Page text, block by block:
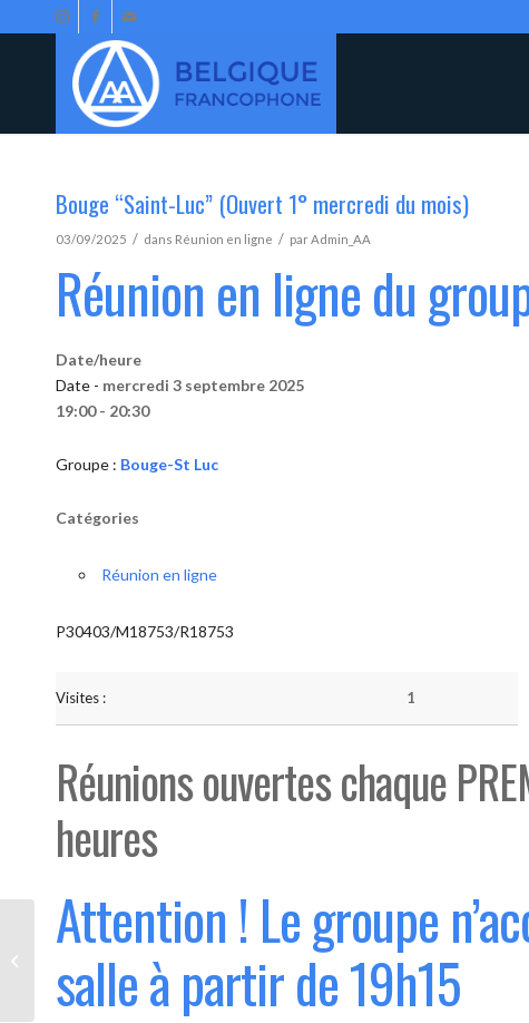
Bouge “Saint-Luc” (Ouvert 1° mercredi du mois)
03/09/2025 / dans Réunion en ligne / parAdmin_AA
Réunion en ligne du
Date/heure
Date - mercredi 3 septembre 2025
19:00 - 20:30
Groupe : Bouge-St Luc
Catégories
Réunion en ligne
P30403/M18753/R18753
Visites : 1
Réunions ouvertes chaque
heures
Attention ! Le groupe
salle à partir de 19h15
Bouge “Saint-Luc” (Ouvert 1°
mercredi du mois)